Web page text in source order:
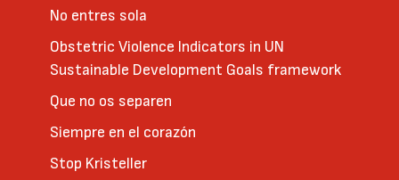
No entres sola
Obstetric Violence Indicators in UN
Sustainable Development Goals framework
Que no os separen
Siempre en el corazón
Stop Kristeller